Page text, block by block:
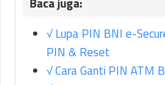
√ Lupa PIN BNI e-
PIN & Reset
√ Cara Ganti PIN ATM